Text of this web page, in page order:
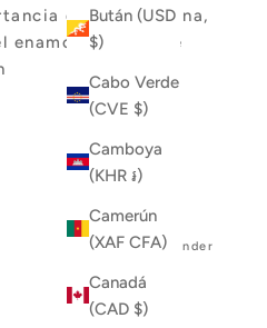
Bután (USD
$)
Cabo Verde
(CVE $)
Camboya
(KHR ៛)
Camerún
(XAF CFA)
Canadá
(CAD $)
de la disciplina,
enamoramiento de
© 2026 - Pinfinder